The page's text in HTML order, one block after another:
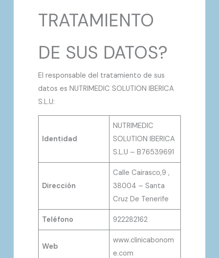
TRATAMIENTO
DE SUS DATOS?
El responsable del tratamiento de sus
datos es NUTRIMEDIC SOLUTION IBERICA
S.L.U:
Identidad
NUTRIMEDIC
SOLUTION IBERICA
S.L.U – B76539691
Dirección
Calle Cairasco,9 ,
38004 – Santa
Cruz De Tenerife
Teléfono 922282162
Web
www.clinicabonom
e.com